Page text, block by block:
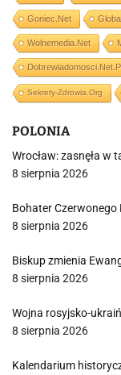
Goniec.net
Wolnemedia.net
Sekrety-Zdrowia.org
POLONIA
Wrocław: zasnęła w
8 sierpnia 2026
Bohater
8 sierpnia 2026
Biskup zmienia
8 sierpnia 2026
Wojna rosyjsko-
8 sierpnia 2026
Kalendarium